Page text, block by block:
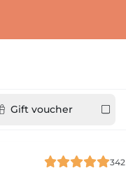
Gift voucher
342